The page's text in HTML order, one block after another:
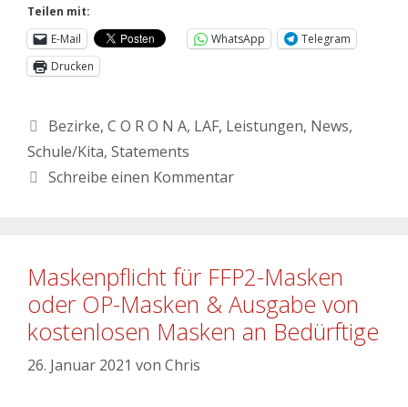
Teilen mit:
E-Mail
WhatsApp
Telegram
Drucken
Bezirke, C O R O N A, LAF, Leistungen, News,
Schule/Kita, Statements
Schreibe einen Kommentar
Maskenpflicht für FFP2-Masken
oder OP-Masken & Ausgabe von
kostenlosen Masken an Bedürftige
26. Januar 2021 von Chris